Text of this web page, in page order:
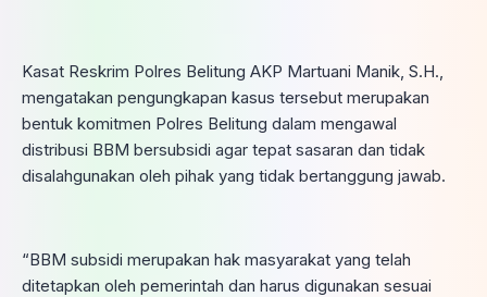
Kasat Reskrim Polres Belitung AKP Martuani Manik, S.H.,
mengatakan pengungkapan kasus tersebut merupakan
bentuk komitmen Polres Belitung dalam mengawal
distribusi BBM bersubsidi agar tepat sasaran dan tidak
disalahgunakan oleh pihak yang tidak bertanggung jawab.
“BBM subsidi merupakan hak masyarakat yang telah
ditetapkan oleh pemerintah dan harus digunakan sesuai